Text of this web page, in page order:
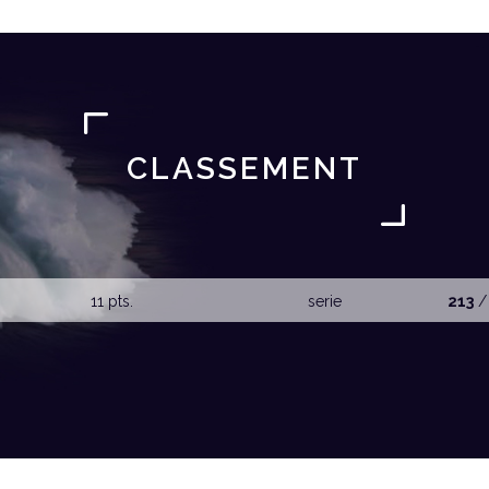
CLASSEMENT
11 pts. serie 213/